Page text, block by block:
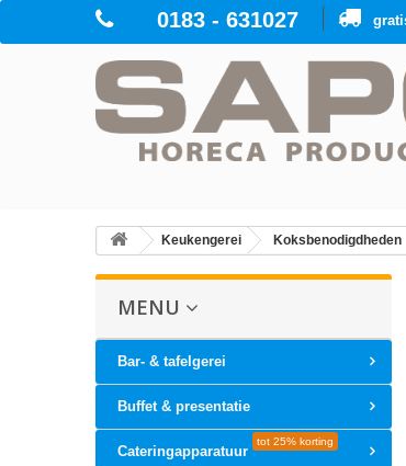
0183 - 631027
Keukengerei Koksbenodigdheden
MENU
Bar- & tafelgerei
Buffet & presentatie
Cateringapparatuur
tot 25% korting